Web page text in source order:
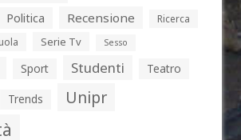
Politica Recensione
Ricerca
Serie Tv Sesso
Sport Studenti Teatro
Trends Unipr